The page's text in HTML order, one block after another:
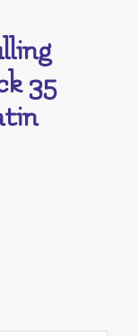
35